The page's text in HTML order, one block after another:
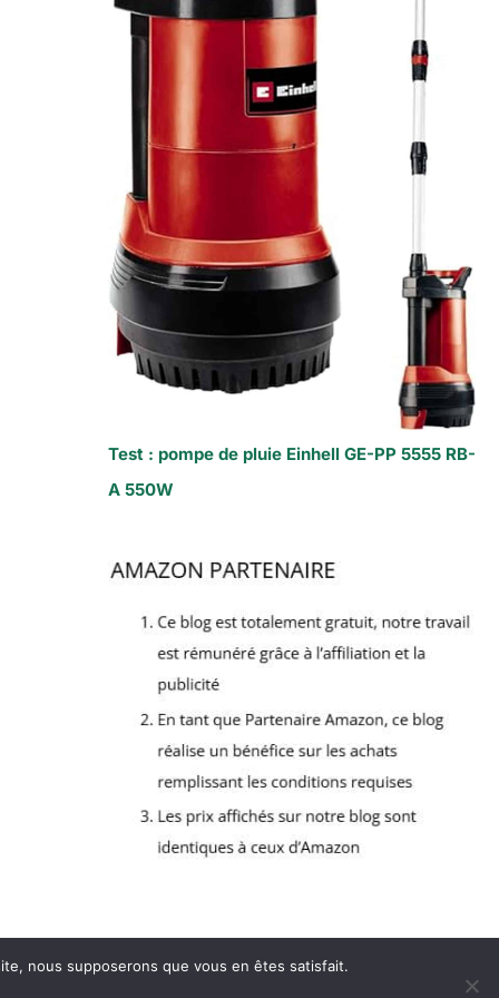
Test : pompe de pluie Einhell GE-PP 5555 RB-
A 550W
nous supposerons que vous en êtes satisfait.